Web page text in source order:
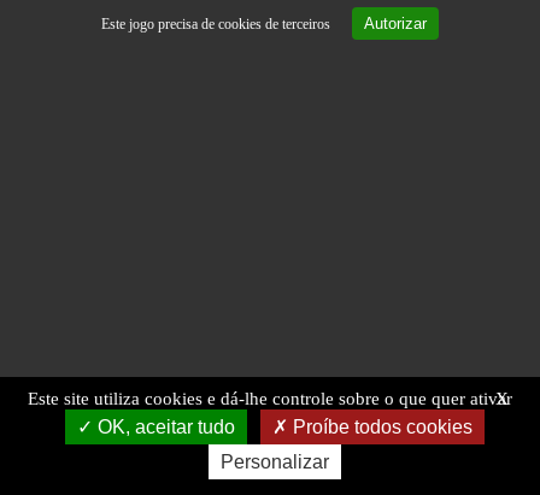
Este jogo precisa de cookies de terceiros Autorizar
X
Este site utiliza cookies e dá-lhe controle sobre o que quer ativar
OK, aceitar tudo
Proíbe todos cookies
Personalizar